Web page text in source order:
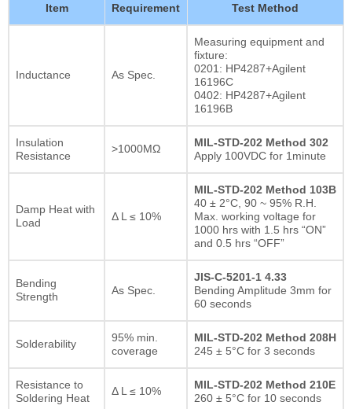
Item Requirement Test Method
Inductance As Spec.
Measuring equipment and
fixture:
0201: HP4287+Agilent
16196C
0402: HP4287+Agilent
16196B
Insulation
Resistance
>1000MΩ
MIL-STD-202 Method 302
Apply 100VDC for 1minute
Damp Heat with
Load
Δ L ≤ 10%
MIL-STD-202 Method 103B
40 ± 2°C, 90 ~ 95% R.H.
Max. working voltage for
1000 hrs with 1.5 hrs “ON”
and 0.5 hrs “OFF”
Bending
Strength
As Spec.
JIS-C-5201-1 4.33
Bending Amplitude 3mm for
60 seconds
Solderability
95% min.
coverage
MIL-STD-202 Method 208H
245 ± 5°C for 3 seconds
Resistance to
Soldering Heat
Δ L ≤ 10%
MIL-STD-202 Method 210E
260 ± 5°C for 10 seconds